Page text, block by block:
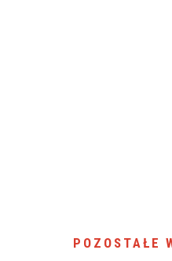
POZOSTAŁE